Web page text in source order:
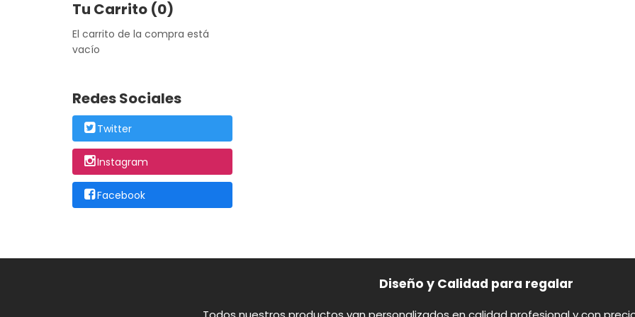
Tu Carrito (0)
El carrito de la compra está
vacío
Redes Sociales
Twitter
Instagram
Facebook
Diseño y Calidad para regalar